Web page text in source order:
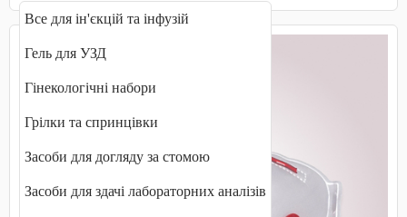
Все для ін'єкцій та інфузій
Гель для УЗД
Гінекологічні набори
Грілки та спринцівки
Засоби для догляду за стомою
Засоби для здачі лабораторних аналізів